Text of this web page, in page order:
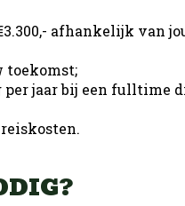
afhankelijk van
toekomst;
per jaar bij een fulltime